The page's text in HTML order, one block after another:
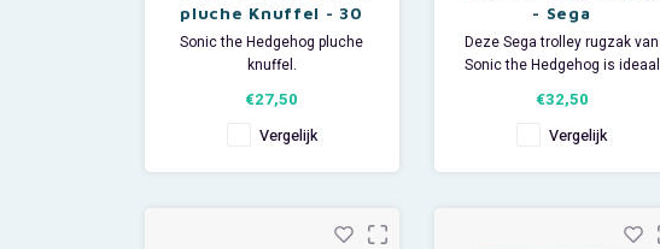
pluche Knuffel - 30
cm
Sonic the Hedgehog pluche
knuffel.
Let op: knuffels worden
afmeting van de knuffel dus
€27,50
Vergelijk
- Sega
Deze Sega trolley rugzak van
Sonic the Hedgehog is ideaal
uit of logeerpartijtje. Met
gemak berg je alle spulletjes
snel bij de hand hebt wann
€32,50
Vergelijk